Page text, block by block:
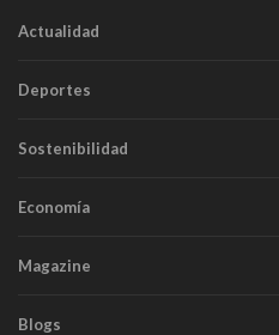
Actualidad
Deportes
Sostenibilidad
Economía
Magazine
Blogs